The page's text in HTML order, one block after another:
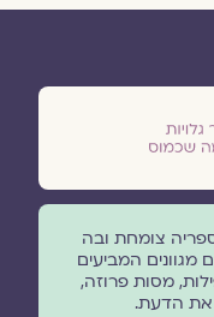
צומחת ובה
המביעים
מסות פרוזה,
את הדעת.